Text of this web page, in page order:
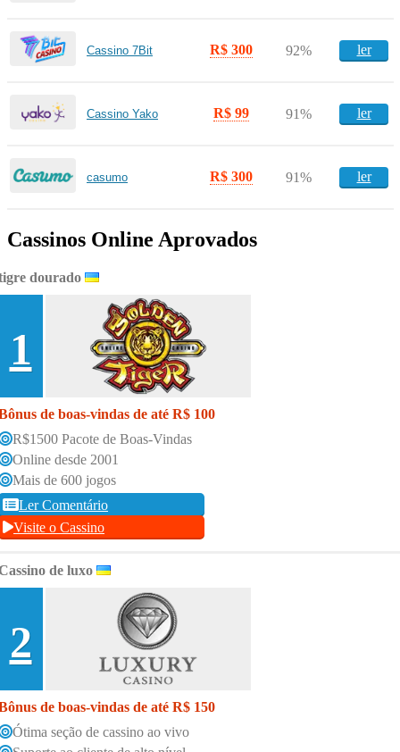
Cassino 7Bit R$ 300 92% ler
Cassino Yako R$ 99 91% ler
casumo R$ 300 91% ler
Cassinos Online Aprovados
dourado
1
de boas-vindas de até R$ 100
R$1500 Pacote de Boas-Vindas
Online desde 2001
Mais de 600 jogos
Ler Comentário
Visite o Cassino
de luxo
2
de boas-vindas de até R$ 150
Ótima seção de cassino ao vivo